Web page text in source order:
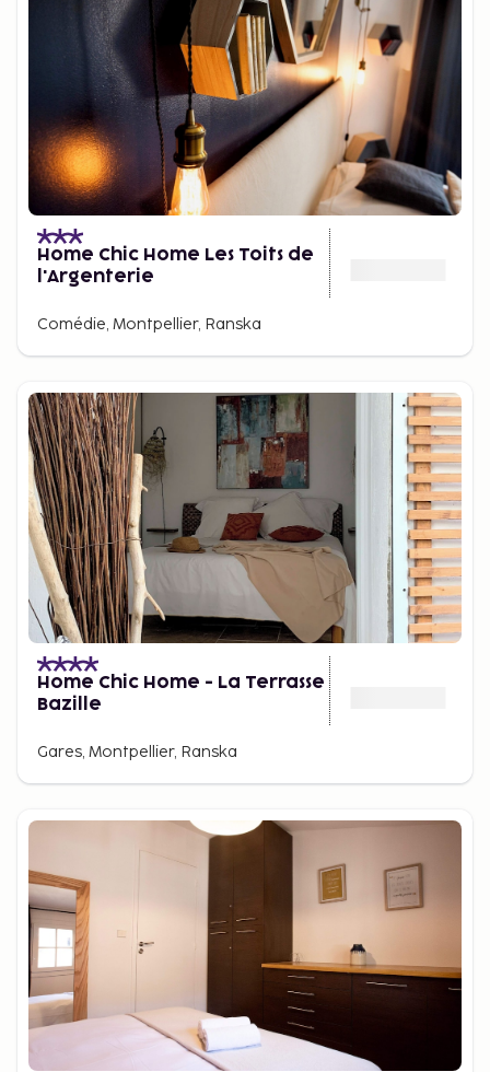
Home Chic Home Les Toits de
l'Argenterie
Comédie, Montpellier, Ranska
Home Chic Home - La Terrasse
Bazille
Gares, Montpellier, Ranska